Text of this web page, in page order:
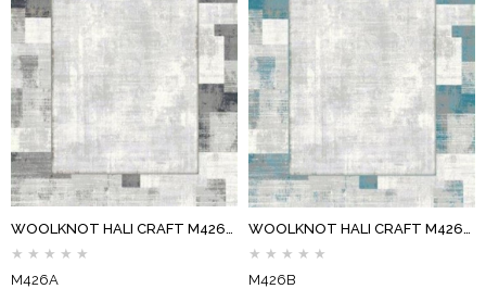
★ ★ ★ ★ ★
M426A
★ ★ ★ ★ ★
M426B